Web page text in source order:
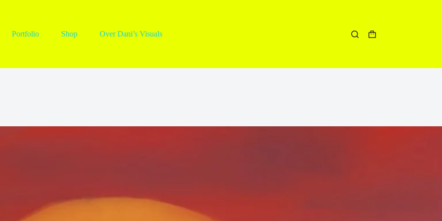
Portfolio Shop Over Dani’s Visuals Winkelwagen